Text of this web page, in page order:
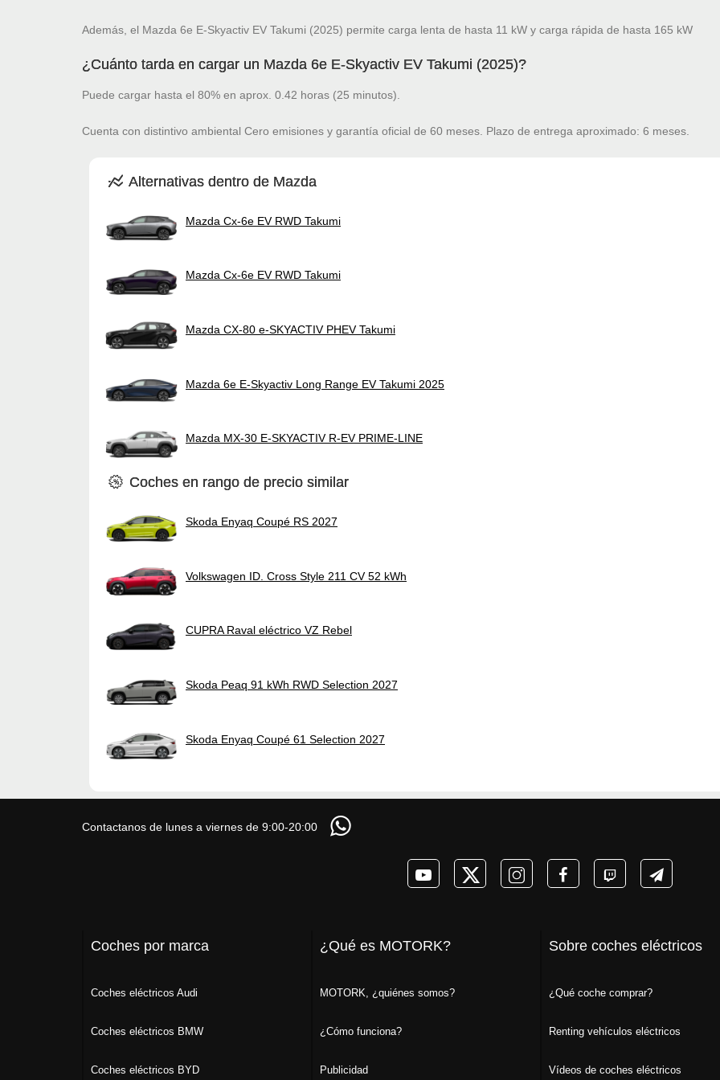
Además, el Mazda 6e E-Skyactiv EV Takumi (2025) permite carga lenta de hasta 11 kW y carga rápida de hasta 165 kW
¿Cuánto tarda en cargar un Mazda 6e E-Skyactiv EV Takumi (2025)?
Puede cargar hasta el 80% en aprox. 0.42 horas (25 minutos).
Cuenta con distintivo ambiental Cero emisiones y garantía oficial de 60 meses. Plazo de entrega aproximado: 6 meses.
Alternativas dentro de Mazda
Mazda Cx-6e EV RWD Takumi
Mazda Cx-6e EV RWD Takumi
Mazda CX-80 e-SKYACTIV PHEV Takumi
Mazda 6e E-Skyactiv Long Range EV Takumi 2025
Mazda MX-30 E-SKYACTIV R-EV PRIME-LINE
Coches en rango de precio similar
Skoda Enyaq Coupé RS 2027
Volkswagen ID. Cross Style 211 CV 52 kWh
CUPRA Raval eléctrico VZ Rebel
Skoda Peaq 91 kWh RWD Selection 2027
Skoda Enyaq Coupé 61 Selection 2027
Contactanos de lunes a viernes de 9:00-20:00
Coches por marca
Coches eléctricos Audi
Coches eléctricos BMW
Coches eléctricos BYD
¿Qué es MOTORK?
MOTORK, ¿quiénes somos?
¿Cómo funciona?
Publicidad
Sobre coches eléctricos
¿Qué coche comprar?
Renting vehículos eléctricos
Vídeos de coches eléctricos